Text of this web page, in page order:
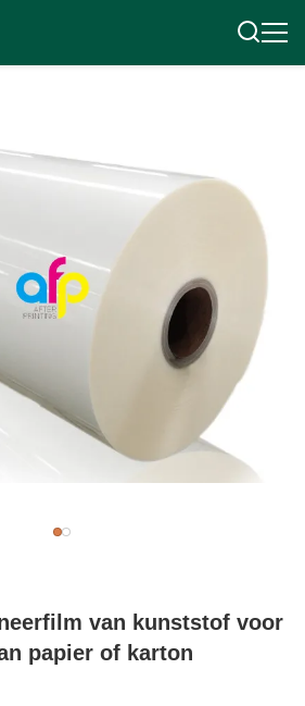
van kunststof voor
papier of karton